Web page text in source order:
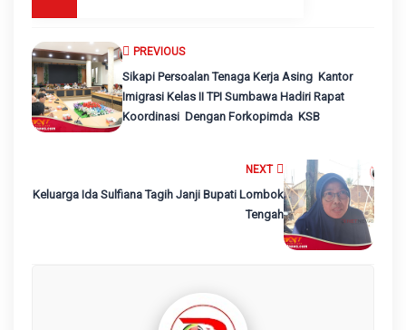
NEXT
Keluarga Ida Sulfiana Tagih Janji Bupati Lombok
Tengah
PREVIOUS
Sikapi Persoalan Tenaga Kerja Asing Kantor
Imigrasi Kelas II TPI Sumbawa Hadiri Rapat
Koordinasi Dengan Forkopimda KSB